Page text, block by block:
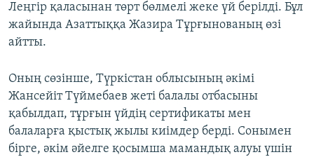
Леңгір қаласынан төрт бөлмелі жеке үй берілді. Бұл
жайында Азаттыққа Жазира Тұрғынованың өзі
айтты.
Оның сөзінше, Түркістан облысының әкімі
Жансейіт Түймебаев жеті балалы отбасыны
қабылдап, тұрғын үйдің сертификаты мен
балаларға қыстық жылы киімдер берді. Сонымен
бірге, әкім әйелге қосымша мамандық алуы үшін